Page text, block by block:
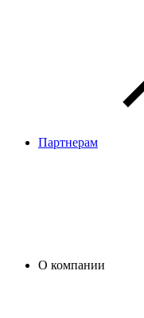
Партнерам
О компании